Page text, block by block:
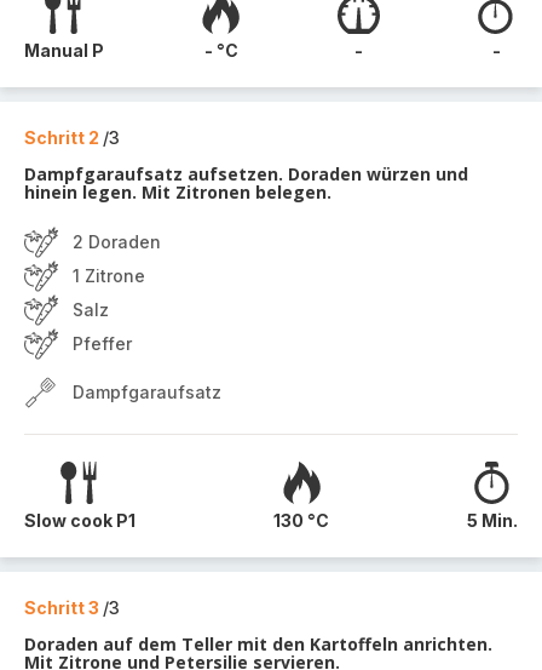
Manual P - °C - -
Schritt 2 /3
Dampfgaraufsatz aufsetzen. Doraden würzen und
hinein legen. Mit Zitronen belegen.
2 Doraden
1 Zitrone
Salz
Pfeffer
Dampfgaraufsatz
Slow cook P1 130 °C 5 Min.
Schritt 3 /3
Doraden auf dem Teller mit den Kartoffeln anrichten.
Mit Zitrone und Petersilie servieren.